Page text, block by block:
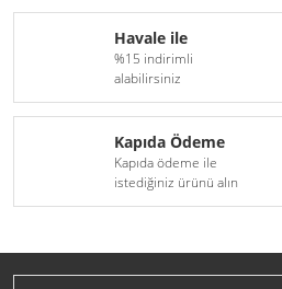
Havale ile
%15 indirimli
alabilirsiniz
Kapıda Ödeme
Kapıda ödeme ile
istediğiniz ürünü alın